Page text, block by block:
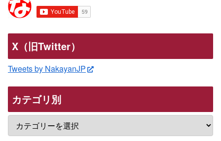
X（旧Twitter）
Tweets by NakayanJP
カテゴリ別